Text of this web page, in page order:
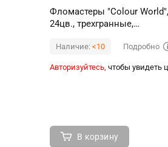
Фломастеры "Colour World",
24цв., трехгранные,
Наличие: <10 Подробно
Авторизуйтесь, чтобы увидеть
В корзину